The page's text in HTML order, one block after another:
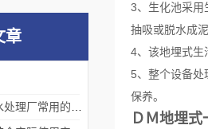
3、生化池采用
抽吸或脱水成
4、该地埋式生
5、整个设备
保养。
ＤＭ地埋
章